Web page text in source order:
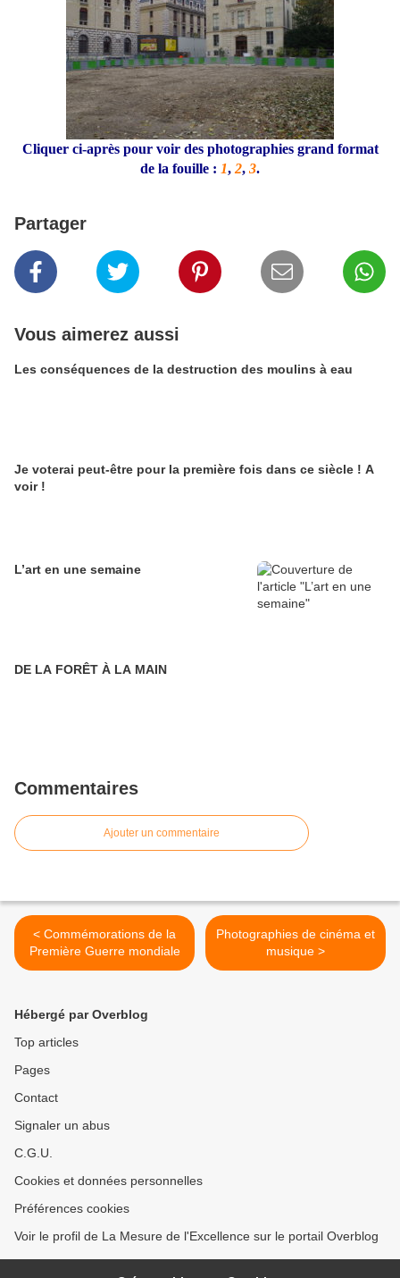
Cliquer ci-après pour voir des photographies grand format
de la fouille : 1, 2, 3.
Partager
Vous aimerez aussi
Les conséquences de la destruction des moulins à eau
Je voterai peut-être pour la première fois dans ce siècle ! A
voir !
L’art en une semaine
DE LA FORÊT À LA MAIN
Commentaires
Ajouter un commentaire
< Commémorations de la
Première Guerre mondiale
Photographies de cinéma et
musique >
Hébergé par Overblog
Top articles
Pages
Contact
Signaler un abus
C.G.U.
Cookies et données personnelles
Préférences cookies
Voir le profil de La Mesure de l'Excellence sur le portail Overblog